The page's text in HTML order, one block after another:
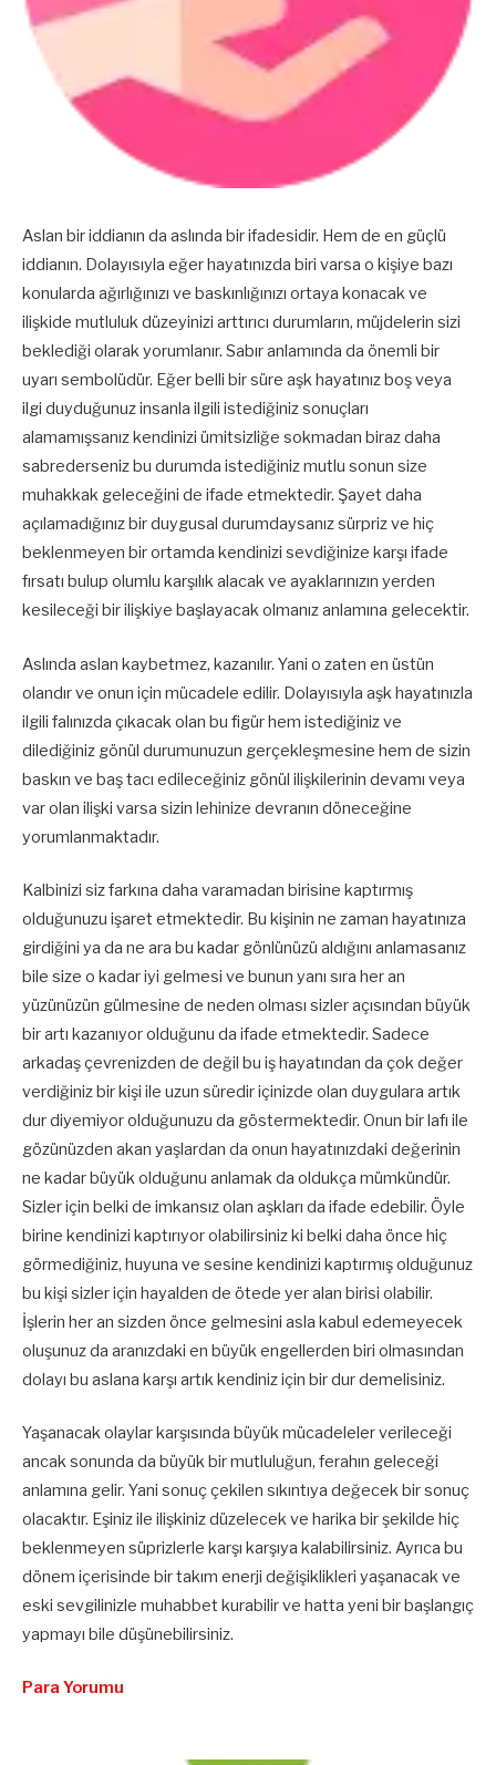
Aslan bir iddianın da aslında bir ifadesidir. Hem de en güçlü
iddianın. Dolayısıyla eğer hayatınızda biri varsa o kişiye bazı
konularda ağırlığınızı ve baskınlığınızı ortaya konacak ve
ilişkide mutluluk düzeyinizi arttırıcı durumların, müjdelerin sizi
beklediği olarak yorumlanır. Sabır anlamında da önemli bir
uyarı sembolüdür. Eğer belli bir süre aşk hayatınız boş veya
ilgi duyduğunuz insanla ilgili istediğiniz sonuçları
alamamışsanız kendinizi ümitsizliğe sokmadan biraz daha
sabrederseniz bu durumda istediğiniz mutlu sonun size
muhakkak geleceğini de ifade etmektedir. Şayet daha
açılamadığınız bir duygusal durumdaysanız sürpriz ve hiç
beklenmeyen bir ortamda kendinizi sevdiğinize karşı ifade
fırsatı bulup olumlu karşılık alacak ve ayaklarınızın yerden
kesileceği bir ilişkiye başlayacak olmanız anlamına gelecektir.
Aslında aslan kaybetmez, kazanılır. Yani o zaten en üstün
olandır ve onun için mücadele edilir. Dolayısıyla aşk hayatınızla
ilgili falınızda çıkacak olan bu figür hem istediğiniz ve
dilediğiniz gönül durumunuzun gerçekleşmesine hem de sizin
baskın ve baş tacı edileceğiniz gönül ilişkilerinin devamı veya
var olan ilişki varsa sizin lehinize devranın döneceğine
yorumlanmaktadır.
Kalbinizi siz farkına daha varamadan birisine kaptırmış
olduğunuzu işaret etmektedir. Bu kişinin ne zaman hayatınıza
girdiğini ya da ne ara bu kadar gönlünüzü aldığını anlamasanız
bile size o kadar iyi gelmesi ve bunun yanı sıra her an
yüzünüzün gülmesine de neden olması sizler açısından büyük
bir artı kazanıyor olduğunu da ifade etmektedir. Sadece
arkadaş çevrenizden de değil bu iş hayatından da çok değer
verdiğiniz bir kişi ile uzun süredir içinizde olan duygulara artık
dur diyemiyor olduğunuzu da göstermektedir. Onun bir lafı ile
gözünüzden akan yaşlardan da onun hayatınızdaki değerinin
ne kadar büyük olduğunu anlamak da oldukça mümkündür.
Sizler için belki de imkansız olan aşkları da ifade edebilir. Öyle
birine kendinizi kaptırıyor olabilirsiniz ki belki daha önce hiç
görmediğiniz, huyuna ve sesine kendinizi kaptırmış olduğunuz
bu kişi sizler için hayalden de ötede yer alan birisi olabilir.
İşlerin her an sizden önce gelmesini asla kabul edemeyecek
oluşunuz da aranızdaki en büyük engellerden biri olmasından
dolayı bu aslana karşı artık kendiniz için bir dur demelisiniz.
Yaşanacak olaylar karşısında büyük mücadeleler verileceği
ancak sonunda da büyük bir mutluluğun, ferahın geleceği
anlamına gelir. Yani sonuç çekilen sıkıntıya değecek bir sonuç
olacaktır. Eşiniz ile ilişkiniz düzelecek ve harika bir şekilde hiç
beklenmeyen süprizlerle karşı karşıya kalabilirsiniz. Ayrıca bu
dönem içerisinde bir takım enerji değişiklikleri yaşanacak ve
eski sevgilinizle muhabbet kurabilir ve hatta yeni bir başlangıç
yapmayı bile düşünebilirsiniz.
Para Yorumu